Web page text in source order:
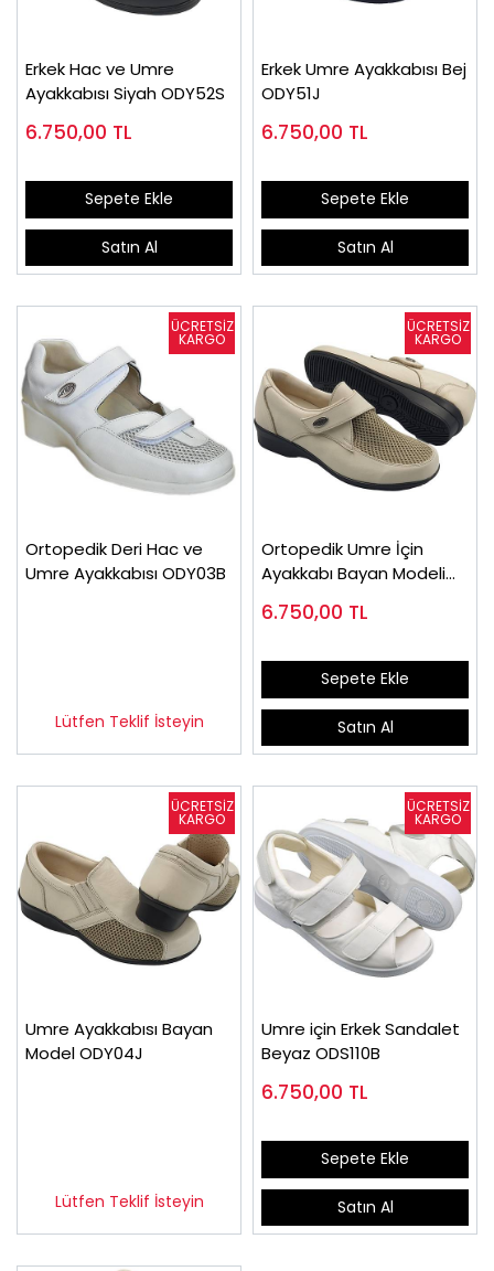
Erkek Hac ve Umre
Ayakkabısı Siyah ODY52S
6.750,00 TL
Sepete Ekle
Satın Al
Erkek Umre Ayakkabısı Bej
ODY51J
6.750,00 TL
Sepete Ekle
Satın Al
Ortopedik Deri Hac ve
Umre Ayakkabısı ODY03B
Lütfen Teklif İsteyin
Ortopedik Umre İçin
Ayakkabı Bayan Modeli
6.750,00 TL
Sepete Ekle
Satın Al
Umre Ayakkabısı Bayan
Model ODY04J
Lütfen Teklif İsteyin
Umre için Erkek Sandalet
Beyaz ODS110B
6.750,00 TL
Sepete Ekle
Satın Al